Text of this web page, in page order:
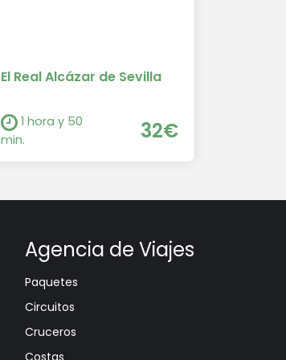
El Real Alcázar de Sevilla
1 hora y 50
min.
32€
Agencia de Viajes
Paquetes
Circuitos
Cruceros